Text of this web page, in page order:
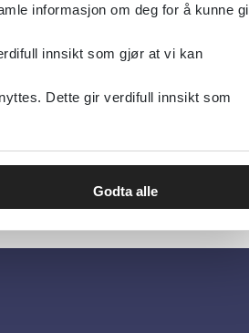
informasjon om deg for å kunne gi
innsikt som gjør at vi kan
Dette gir verdifull innsikt som
Godta alle